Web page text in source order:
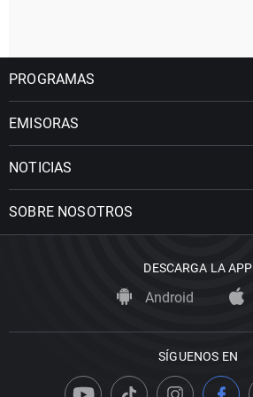
PROGRAMAS
EMISORAS
NOTICIAS
SOBRE NOSOTROS
DESCARGA LA APP
Android
SÍGUENOS EN